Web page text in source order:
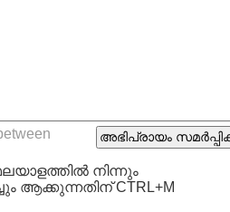
നിന്നും
ആക്കുന്നതിന് CTRL+M